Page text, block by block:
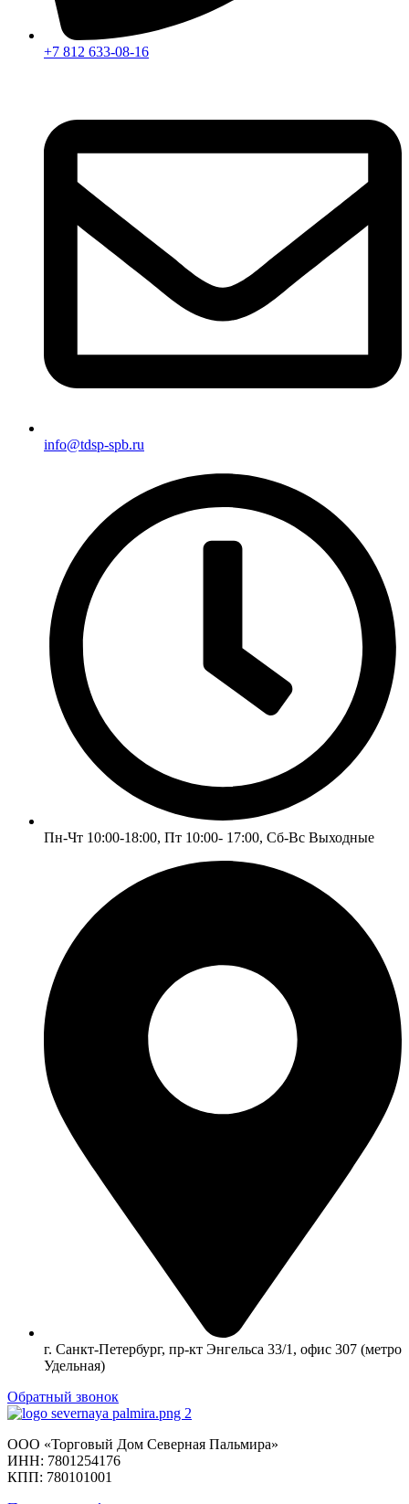
+7 812 633-08-16
info@tdsp-spb.ru
Пн-Чт 10:00-18:00, Пт 10:00- 17:00, Сб-Вс Выходные
г. Санкт-Петербург, пр-кт Энгельса 33/1, офис 307 (метро
Удельная)
Обратный звонок
ООО «Торговый Дом Северная Пальмира»
ИНН: 7801254176
КПП: 780101001